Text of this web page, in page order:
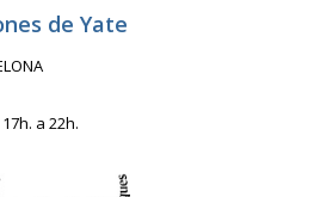
de Yate
a 22h.